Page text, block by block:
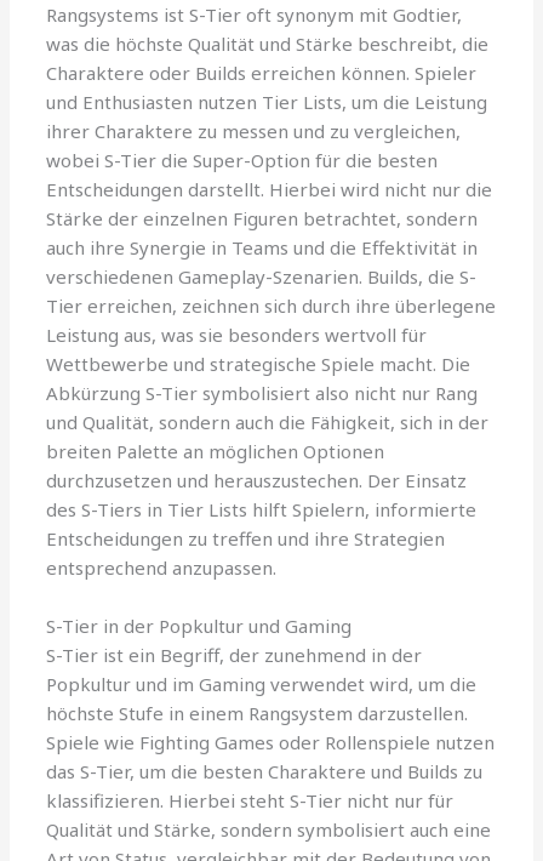
Rangsystems ist S-Tier oft synonym mit Godtier,
was die höchste Qualität und Stärke beschreibt, die
Charaktere oder Builds erreichen können. Spieler
und Enthusiasten nutzen Tier Lists, um die Leistung
ihrer Charaktere zu messen und zu vergleichen,
wobei S-Tier die Super-Option für die besten
Entscheidungen darstellt. Hierbei wird nicht nur die
Stärke der einzelnen Figuren betrachtet, sondern
auch ihre Synergie in Teams und die Effektivität in
verschiedenen Gameplay-Szenarien. Builds, die S-
Tier erreichen, zeichnen sich durch ihre überlegene
Leistung aus, was sie besonders wertvoll für
Wettbewerbe und strategische Spiele macht. Die
Abkürzung S-Tier symbolisiert also nicht nur Rang
und Qualität, sondern auch die Fähigkeit, sich in der
breiten Palette an möglichen Optionen
durchzusetzen und herauszustechen. Der Einsatz
des S-Tiers in Tier Lists hilft Spielern, informierte
Entscheidungen zu treffen und ihre Strategien
entsprechend anzupassen.
S-Tier in der Popkultur und Gaming
S-Tier ist ein Begriff, der zunehmend in der
Popkultur und im Gaming verwendet wird, um die
höchste Stufe in einem Rangsystem darzustellen.
Spiele wie Fighting Games oder Rollenspiele nutzen
das S-Tier, um die besten Charaktere und Builds zu
klassifizieren. Hierbei steht S-Tier nicht nur für
Qualität und Stärke, sondern symbolisiert auch eine